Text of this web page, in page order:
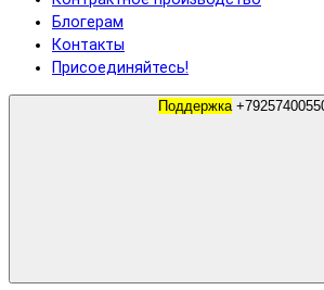
Блогерам
Контакты
Присоединяйтесь!
Поддержка